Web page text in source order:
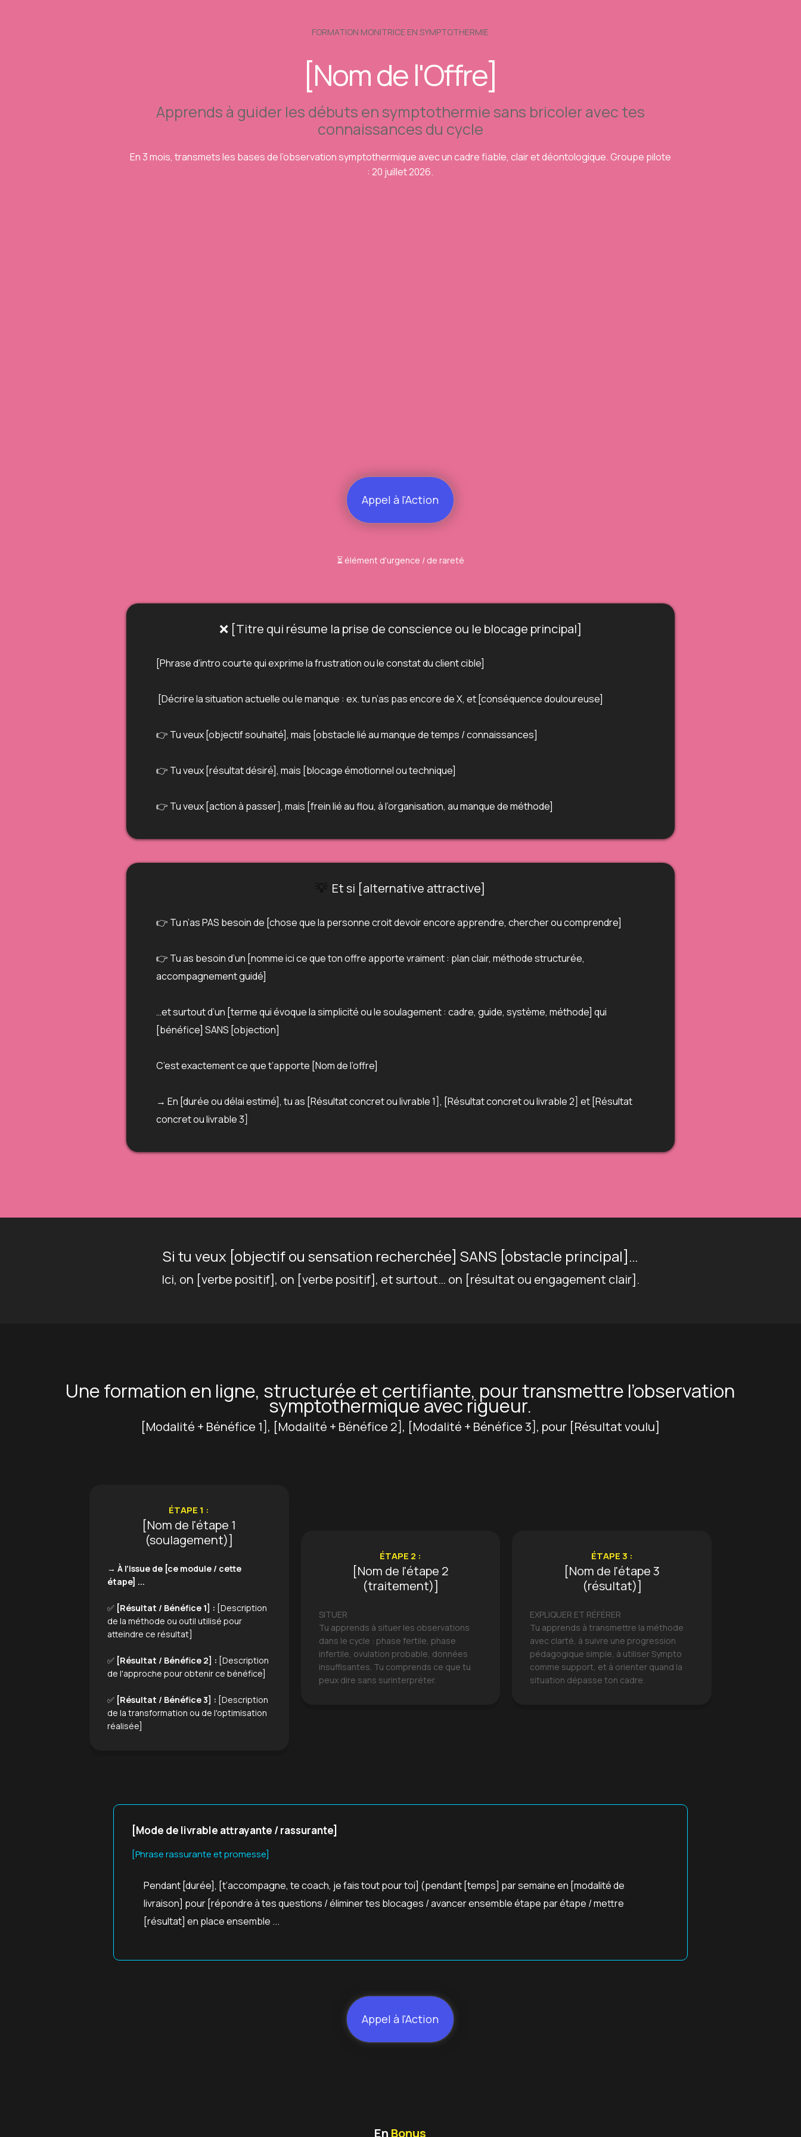
FORMATION MONITRICE EN SYMPTOTHERMIE
[Nom de l'Offre]
Apprends à guider les débuts en symptothermie sans bricoler avec tes
connaissances du cycle
En 3 mois, transmets les bases de l’observation symptothermique avec un cadre fiable, clair et déontologique. Groupe pilote
: 20 juillet 2026.
Appel à l'Action
⏳ élément d'urgence / de rareté
❌ [Titre qui résume la prise de conscience ou le blocage principal]
[Phrase d’intro courte qui exprime la frustration ou le constat du client cible]
[Décrire la situation actuelle ou le manque : ex. tu n’as pas encore de X, et [conséquence douloureuse]
👉 Tu veux [objectif souhaité], mais [obstacle lié au manque de temps / connaissances]
👉 Tu veux [résultat désiré], mais [blocage émotionnel ou technique]
👉 Tu veux [action à passer], mais [frein lié au flou, à l’organisation, au manque de méthode]
Et si [alternative attractive]
👉 Tu n’as PAS besoin de [chose que la personne croit devoir encore apprendre, chercher ou comprendre]
👉 Tu as besoin d’un [nomme ici ce que ton offre apporte vraiment : plan clair, méthode structurée,
accompagnement guidé]
…et surtout d’un [terme qui évoque la simplicité ou le soulagement : cadre, guide, système, méthode] qui
[bénéfice] SANS [objection]
C’est exactement ce que t’apporte [Nom de l’offre]
→ En [durée ou délai estimé], tu as [Résultat concret ou livrable 1], [Résultat concret ou livrable 2] et [Résultat
concret ou livrable 3]
Si tu veux [objectif ou sensation recherchée] SANS [obstacle principal]…
Ici, on [verbe positif], on [verbe positif], et surtout… on [résultat ou engagement clair].
Une formation en ligne, structurée et certifiante, pour transmettre l’observation
symptothermique avec rigueur.
[Modalité + Bénéfice 1], [Modalité + Bénéfice 2], [Modalité + Bénéfice 3], pour [Résultat voulu]
ÉTAPE 1 :
[Nom de l'étape 1
(soulagement)]
→ À l’issue de [ce module / cette
étape] ...
✅ [Résultat / Bénéfice 1] : [Description
de la méthode ou outil utilisé pour
atteindre ce résultat]
✅ [Résultat / Bénéfice 2] : [Description
de l'approche pour obtenir ce bénéfice]
✅ [Résultat / Bénéfice 3] : [Description
de la transformation ou de l'optimisation
réalisée]
ÉTAPE 2 :
[Nom de l'étape 2
(traitement)]
SITUER
Tu apprends à situer les observations
dans le cycle : phase fertile, phase
infertile, ovulation probable, données
insuffisantes. Tu comprends ce que tu
peux dire sans surinterpréter.
ÉTAPE 3 :
[Nom de l'étape 3
(résultat)]
EXPLIQUER ET RÉFÉRER
Tu apprends à transmettre la méthode
avec clarté, à suivre une progression
pédagogique simple, à utiliser Sympto
comme support, et à orienter quand la
situation dépasse ton cadre.
[Mode de livrable attrayante / rassurante]
[Phrase rassurante et promesse]
Pendant [durée], [t’accompagne, te coach, je fais tout pour toi] (pendant [temps] par semaine en [modalité de
livraison] pour [répondre à tes questions / éliminer tes blocages / avancer ensemble étape par étape / mettre
[résultat] en place ensemble ...
Appel à l'Action
En Bonus